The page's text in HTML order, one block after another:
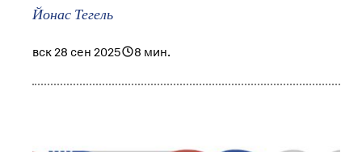
Йонас Тегель
вск 28 сен 2025 8 мин.